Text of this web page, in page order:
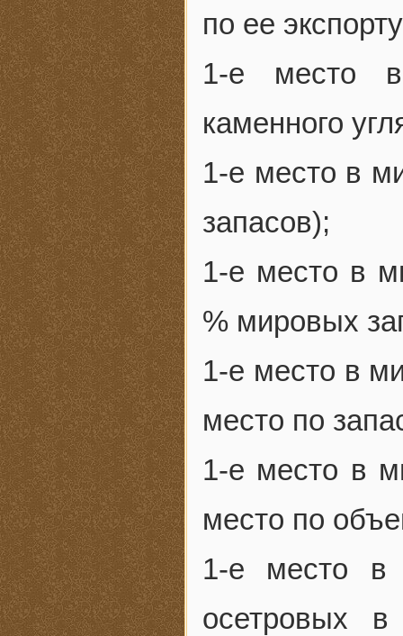
по ее
1-е место
каменного
1-е место в
запасов);
1-е место в
% мировых
1-е место в
место по
1-е место в
место по
1-е место в
осетровых в